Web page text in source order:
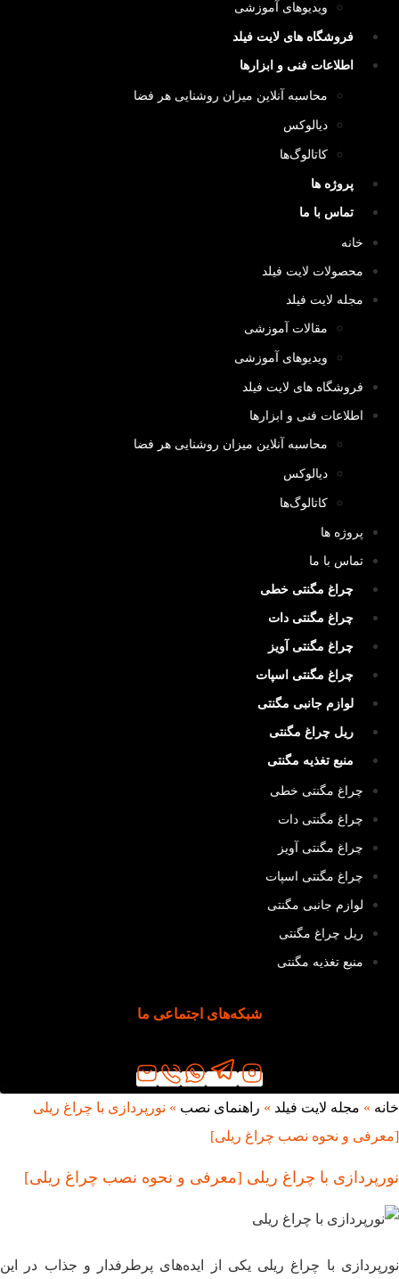
ویدیوهای آموزشی
فروشگاه های لایت فیلد
اطلاعات فنی و ابزارها
محاسبه آنلاین میزان روشنایی هر فضا
دیالوکس
کاتالوگ‌ها
پروژه ها
تماس با ما
خانه
محصولات لایت فیلد
مجله لایت فیلد
مقالات آموزشی
ویدیوهای آموزشی
فروشگاه های لایت فیلد
اطلاعات فنی و ابزارها
محاسبه آنلاین میزان روشنایی هر فضا
دیالوکس
کاتالوگ‌ها
پروژه ها
تماس با ما
چراغ مگنتی خطی
چراغ مگنتی دات
چراغ مگنتی آویز
چراغ مگنتی اسپات
لوازم جانبی مگنتی
ریل چراغ مگنتی
منبع تغذیه مگنتی
چراغ مگنتی خطی
چراغ مگنتی دات
چراغ مگنتی آویز
چراغ مگنتی اسپات
لوازم جانبی مگنتی
ریل چراغ مگنتی
منبع تغذیه مگنتی
شبکه‌های اجتماعی ما
خانه » مجله لایت فیلد » راهنمای نصب » نورپردازی با چراغ ریلی
[معرفی و نحوه نصب چراغ ریلی]
نورپردازی با چراغ ریلی [معرفی و نحوه نصب چراغ ریلی]
نورپردازی با چراغ ریلی یکی از ایده‌های پرطرفدار و جذاب در این